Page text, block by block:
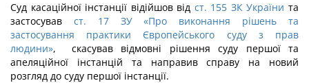
Суд касаційної інстанції відійшов від ст. 155 ЗК України та
застосував ст. 17 ЗУ «Про виконання рішень та
застосування практики Європейського суду з прав
людини», скасував відмовні рішення суду першої та
апеляційної інстанцій та направив справу на новий
розгляд до суду першої інстанції.